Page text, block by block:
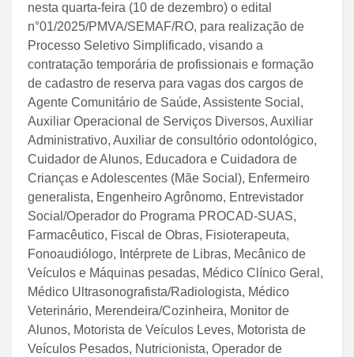
nesta quarta-feira (10 de dezembro) o edital
n°01/2025/PMVA/SEMAF/RO, para realização de
Processo Seletivo Simplificado, visando a
contratação temporária de profissionais e formação
de cadastro de reserva para vagas dos cargos de
Agente Comunitário de Saúde, Assistente Social,
Auxiliar Operacional de Serviços Diversos, Auxiliar
Administrativo, Auxiliar de consultório odontológico,
Cuidador de Alunos, Educadora e Cuidadora de
Crianças e Adolescentes (Mãe Social), Enfermeiro
generalista, Engenheiro Agrônomo, Entrevistador
Social/Operador do Programa PROCAD-SUAS,
Farmacêutico, Fiscal de Obras, Fisioterapeuta,
Fonoaudiólogo, Intérprete de Libras, Mecânico de
Veículos e Máquinas pesadas, Médico Clínico Geral,
Médico Ultrasonografista/Radiologista, Médico
Veterinário, Merendeira/Cozinheira, Monitor de
Alunos, Motorista de Veículos Leves, Motorista de
Veículos Pesados, Nutricionista, Operador de